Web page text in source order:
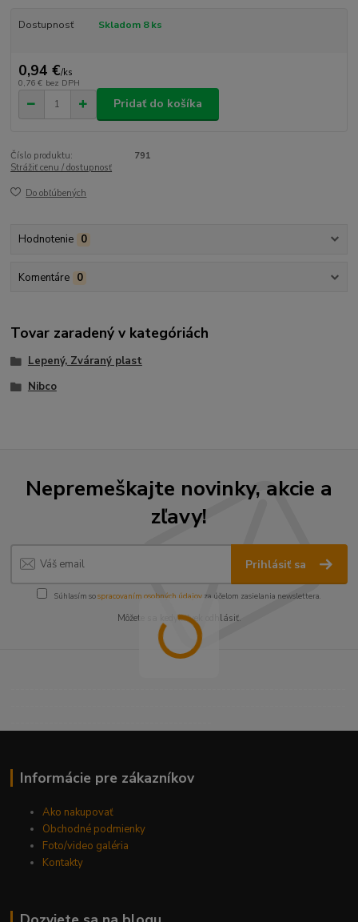
Dostupnosť Skladom 8 ks
0,94 €/ks
0,76 € bez DPH
Pridať do košíka
Číslo produktu:
791
Strážiť cenu / dostupnosť
Do obľúbených
Hodnotenie 0
Komentáre 0
Tovar zaradený v kategóriách
Lepený, Zváraný plast
Nibco
Nepremeškajte novinky, akcie a
zľavy!
Prihlásiť sa
Súhlasím sospracovaním osobných údajov za účelom zasielania newslettera.
Môžete sa kedykoľvek odhlásiť.
Informácie pre zákazníkov
Ako nakupovať
Obchodné podmienky
Foto/video galéria
Kontakty